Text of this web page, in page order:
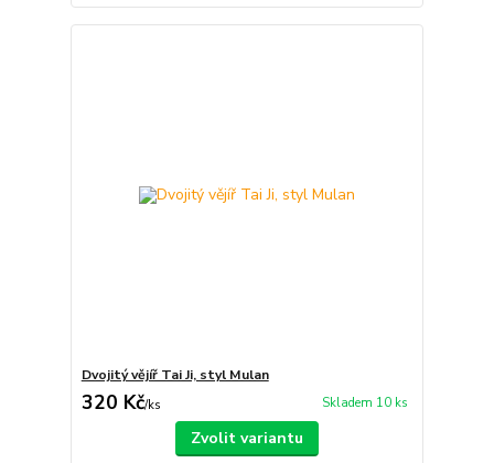
Dvojitý vějíř Tai Ji, styl Mulan
320 Kč/ks Skladem 10 ks
Zvolit variantu